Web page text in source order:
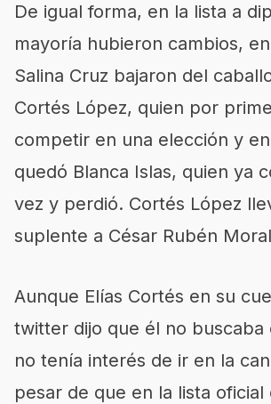
De igual forma, en la lista a
mayoría hubieron cambios,
Salina Cruz bajaron del
Cortés López, quien por
competir en una elección y
quedó Blanca Islas, quien ya
vez y perdió. Cortés López
suplente a César Rubén
Aunque Elías Cortés en su
twitter dijo que él no buscaba
no tenía interés de ir en la
pesar de que en la lista oficial